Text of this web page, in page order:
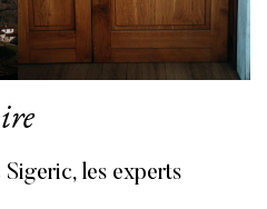
les experts